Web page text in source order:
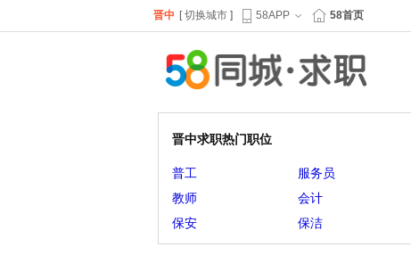
晋中 [ 切换城市 ] 58APP 58首页
晋中求职热门职位
普工 服务员
教师
会计
保安
保洁